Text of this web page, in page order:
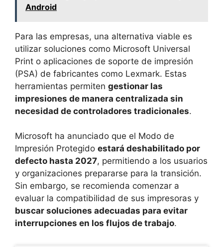
Android
Para las empresas, una alternativa viable es
utilizar soluciones como Microsoft Universal
Print o aplicaciones de soporte de impresión
(PSA) de fabricantes como Lexmark. Estas
herramientas permiten gestionar las
impresiones de manera centralizada sin
necesidad de controladores tradicionales.
Microsoft ha anunciado que el Modo de
Impresión Protegido estará deshabilitado por
defecto hasta 2027, permitiendo a los usuarios
y organizaciones prepararse para la transición.
Sin embargo, se recomienda comenzar a
evaluar la compatibilidad de sus impresoras y
buscar soluciones adecuadas para evitar
interrupciones en los flujos de trabajo.